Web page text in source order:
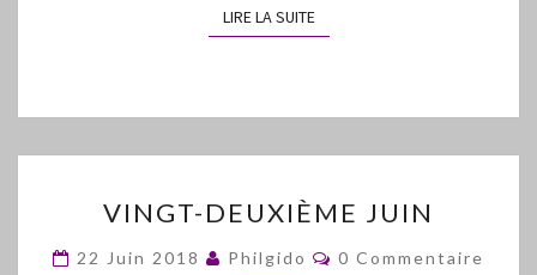
LIRE LA SUITELIRE LA SUITE
DEUXIÈME
VINGT-DEUXIÈME JUIN
22 Juin 2018 Philgido Commentaires
0 Commentaire